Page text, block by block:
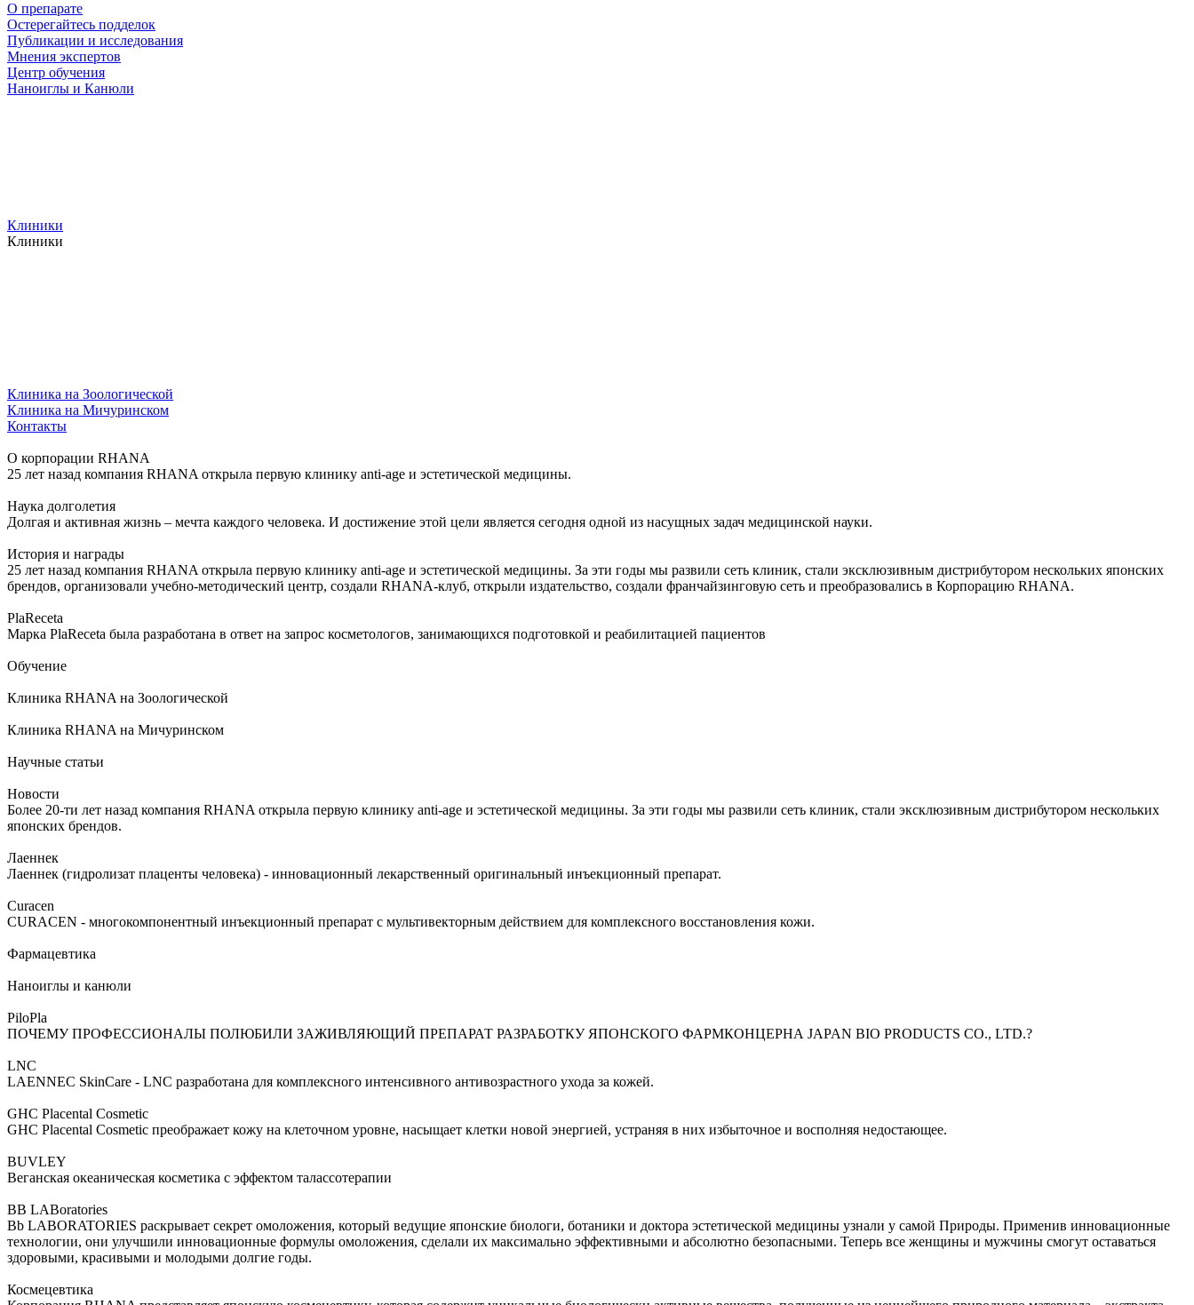
О препарате
Остерегайтесь подделок
Публикации и исследования
Мнения экспертов
Центр обучения
Наноиглы и Канюли
Клиники
Клиники
Клиника на Зоологической
Клиника на Мичуринском
Контакты
О корпорации RHANA
25 лет назад компания RHANA открыла первую клинику anti-age и эстетической медицины.
Наука долголетия
Долгая и активная жизнь – мечта каждого человека. И достижение этой цели является сегодня одной из насущных задач медицинской науки.
История и награды
25 лет назад компания RHANA открыла первую клинику anti-age и эстетической медицины. За эти годы мы развили сеть клиник, стали эксклюзивным дистрибутором нескольких японских
брендов, организовали учебно-методический центр, создали RHANA-клуб, открыли издательство, создали франчайзинговую сеть и преобразовались в Корпорацию RHANA.
PlaReceta
Марка PlaReceta была разработана в ответ на запрос косметологов, занимающихся подготовкой и реабилитацией пациентов
Обучение
Клиника RHANA на Зоологической
Клиника RHANA на Мичуринском
Научные статьи
Новости
Более 20-ти лет назад компания RHANA открыла первую клинику anti-age и эстетической медицины. За эти годы мы развили сеть клиник, стали эксклюзивным дистрибутором нескольких
японских брендов.
Лаеннек
Лаеннек (гидролизат плаценты человека) - инновационный лекарственный оригинальный инъекционный препарат.
Curacen
CURACEN - многокомпонентный инъекционный препарат с мультивекторным действием для комплексного восстановления кожи.
Фармацевтика
Наноиглы и канюли
PiloPla
ПОЧЕМУ ПРОФЕССИОНАЛЫ ПОЛЮБИЛИ ЗАЖИВЛЯЮЩИЙ ПРЕПАРАТ РАЗРАБОТКУ ЯПОНСКОГО ФАРМКОНЦЕРНА JAPAN BIO PRODUCTS CO., LTD.?
LNC
LAENNEC SkinCare - LNC разработана для комплексного интенсивного антивозрастного ухода за кожей.
GHC Placental Cosmetic
GHC Placental Cosmetic преображает кожу на клеточном уровне, насыщает клетки новой энергией, устраняя в них избыточное и восполняя недостающее.
BUVLEY
Веганская океаническая косметика с эффектом талассотерапии
BB LABoratories
Bb LABORATORIES раскрывает секрет омоложения, который ведущие японские биологи, ботаники и доктора эстетической медицины узнали у самой Природы. Применив инновационные
технологии, они улучшили инновационные формулы омоложения, сделали их максимально эффективными и абсолютно безопасными. Теперь все женщины и мужчины смогут оставаться
здоровыми, красивыми и молодыми долгие годы.
Космецевтика